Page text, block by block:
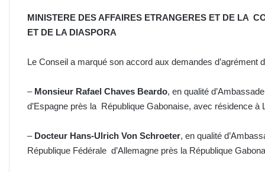
MINISTERE DES AFFAIRES ETRANGERES ET DE LA
ET DE LA DIASPORA
Le Conseil a marqué son accord aux demandes
– Monsieur Rafael Chaves Beardo, en qualité
d’Espagne près la République Gabonaise, avec résidence à
– Docteur Hans-Ulrich Von Schroeter, en qualité
République Fédérale d’Allemagne près la République